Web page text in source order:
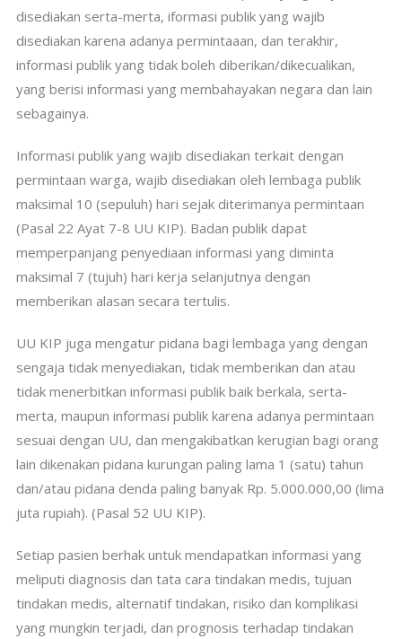
disediakan serta-merta, iformasi publik yang wajib
disediakan karena adanya permintaaan, dan terakhir,
informasi publik yang tidak boleh diberikan/dikecualikan,
yang berisi informasi yang membahayakan negara dan lain
sebagainya.
Informasi publik yang wajib disediakan terkait dengan
permintaan warga, wajib disediakan oleh lembaga publik
maksimal 10 (sepuluh) hari sejak diterimanya permintaan
(Pasal 22 Ayat 7-8 UU KIP). Badan publik dapat
memperpanjang penyediaan informasi yang diminta
maksimal 7 (tujuh) hari kerja selanjutnya dengan
memberikan alasan secara tertulis.
UU KIP juga mengatur pidana bagi lembaga yang dengan
sengaja tidak menyediakan, tidak memberikan dan atau
tidak menerbitkan informasi publik baik berkala, serta-
merta, maupun informasi publik karena adanya permintaan
sesuai dengan UU, dan mengakibatkan kerugian bagi orang
lain dikenakan pidana kurungan paling lama 1 (satu) tahun
dan/atau pidana denda paling banyak Rp. 5.000.000,00 (lima
juta rupiah). (Pasal 52 UU KIP).
Setiap pasien berhak untuk mendapatkan informasi yang
meliputi diagnosis dan tata cara tindakan medis, tujuan
tindakan medis, alternatif tindakan, risiko dan komplikasi
yang mungkin terjadi, dan prognosis terhadap tindakan